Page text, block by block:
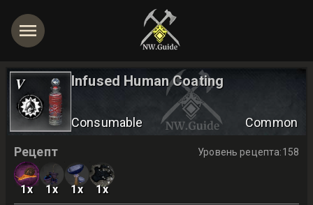
V Infused Human Coating
Consumable
Common
Рецепт
Уровень рецепта:158
1x 1x 1x 1x